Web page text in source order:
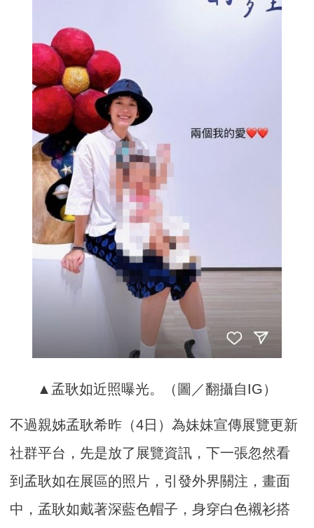
▲孟耿如近照曝光。（圖／翻攝自IG）
不過親姊孟耿希昨（4日）為妹妹宣傳展覽更新
社群平台，先是放了展覽資訊，下一張忽然看
到孟耿如在展區的照片，引發外界關注，畫面
中，孟耿如戴著深藍色帽子，身穿白色襯衫搭